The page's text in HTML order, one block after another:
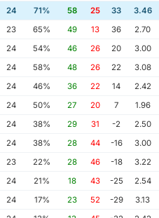
24 71% 58 25 33
3.46
23 65% 49 13 36
2.70
24 54% 46 26 20
3.00
24 58% 48 26 22
3.08
24 46% 36 22 14
2.42
24 50% 27 20 7
1.96
24 38% 29 31 -2
2.50
24 38% 28 44 -16
3.00
23 22% 28 46 -18
3.22
24 21% 18 43 -25
2.54
24 17% 23 52 -29
3.13